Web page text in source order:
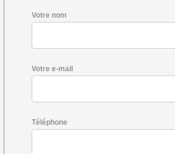
Votre nom
Votre e-mail
Téléphone